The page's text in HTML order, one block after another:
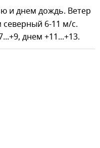
и днем дождь. Ветер
6-11 м/с.
днем +11...+13.